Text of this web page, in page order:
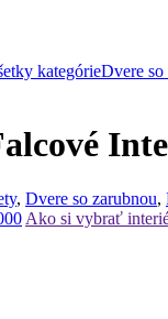
kategórieDvere so
, Dvere so zarubnou,
Ako si vybrať